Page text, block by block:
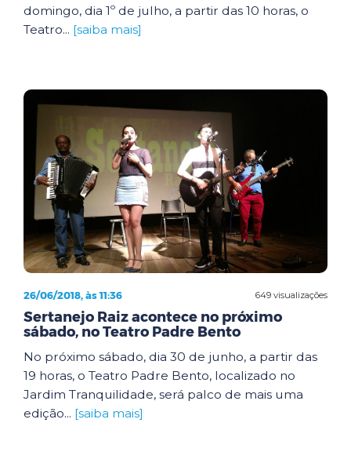
domingo, dia 1º de julho, a partir das 10 horas, o
Teatro... [saiba mais]
649 visualizações
26/06/2018, às 11:36
Sertanejo Raiz acontece no próximo
sábado, no Teatro Padre Bento
No próximo sábado, dia 30 de junho, a partir das
19 horas, o Teatro Padre Bento, localizado no
Jardim Tranquilidade, será palco de mais uma
edição... [saiba mais]